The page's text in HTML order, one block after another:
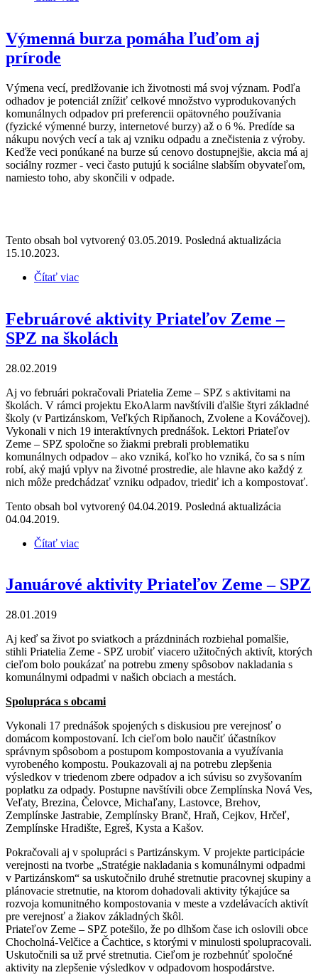
Výmenná burza pomáha ľuďom aj
prírode
Výmena vecí, predlžovanie ich životnosti má svoj význam. Podľa
odhadov je potenciál znížiť celkové množstvo vyprodukovaných
komunálnych odpadov pri preferencii opätovného používania
(fyzické výmenné burzy, internetové burzy) až o 6 %. Predíde sa
nákupu nových vecí a tak aj vzniku odpadu a znečistenia z výroby.
Keďže veci ponúkané na burze sú cenovo dostupnejšie, akcia má aj
sociálny rozmer - veci často putujú k sociálne slabším obyvateľom,
namiesto toho, aby skončili v odpade.
Tento obsah bol vytvorený 03.05.2019. Posledná aktualizácia
15.10.2023.
Čítať viac
Februárové aktivity Priateľov Zeme –
SPZ na školách
28.02.2019
Aj vo februári pokračovali Priatelia Zeme – SPZ s aktivitami na
školách. V rámci projektu EkoAlarm navštívili ďalšie štyri základné
školy (v Partizánskom, Veľkých Ripňanoch, Zvolene a Kováčovej).
Vykonali v nich 19 interaktívnych prednášok. Lektori Priateľov
Zeme – SPZ spoločne so žiakmi prebrali problematiku
komunálnych odpadov – ako vzniká, koľko ho vzniká, čo sa s ním
robí, aký majú vplyv na životné prostredie, ale hlavne ako každý z
nich môže predchádzať vzniku odpadov, triediť ich a kompostovať.
Tento obsah bol vytvorený 04.04.2019. Posledná aktualizácia
04.04.2019.
Čítať viac
Januárové aktivity Priateľov Zeme – SPZ
28.01.2019
Aj keď sa život po sviatkoch a prázdninách rozbiehal pomalšie,
stihli Priatelia Zeme - SPZ urobiť viacero užitočných aktivít, ktorých
cieľom bolo poukázať na potrebu zmeny spôsobov nakladania s
komunálnymi odpadmi v našich obciach a mestách.
Spolupráca s obcami
Vykonali 17 prednášok spojených s diskusiou pre verejnosť o
domácom kompostovaní. Ich cieľom bolo naučiť účastníkov
správnym spôsobom a postupom kompostovania a využívania
vyrobeného kompostu. Poukazovali aj na potrebu zlepšenia
výsledkov v triedenom zbere odpadov a ich súvisu so zvyšovaním
poplatku za odpady. Postupne navštívili obce Zemplínska Nová Ves,
Veľaty, Brezina, Čelovce, Michaľany, Lastovce, Brehov,
Zemplínske Jastrabie, Zemplínsky Branč, Hraň, Cejkov, Hrčeľ,
Zemplínske Hradište, Egreš, Kysta a Kašov.
Pokračovali aj v spolupráci s Partizánskym. V projekte participácie
verejnosti na tvorbe „Stratégie nakladania s komunálnymi odpadmi
v Partizánskom“ sa uskutočnilo druhé stretnutie pracovnej skupiny a
plánovacie stretnutie, na ktorom dohadovali aktivity týkajúce sa
rozvoja komunitného kompostovania v meste a vzdelávacích aktivít
pre verejnosť a žiakov základných škôl.
Priateľov Zeme – SPZ potešilo, že po dlhšom čase ich oslovili obce
Chocholná-Velčice a Čachtice, s ktorými v minulosti spolupracovali.
Uskutočnili sa už prvé stretnutia. Cieľom je rozbehnúť spoločné
aktivity na zlepšenie výsledkov v odpadovom hospodárstve.